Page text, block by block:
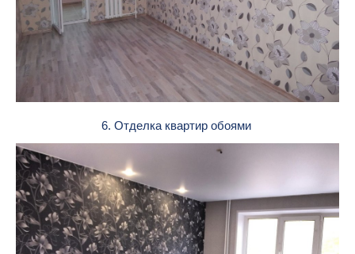
6. Отделка квартир обоями